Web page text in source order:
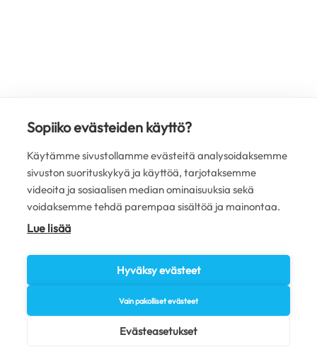
Sopiiko evästeiden käyttö?
Käytämme sivustollamme evästeitä analysoidaksemme
sivuston suorituskykyä ja käyttöä, tarjotaksemme
videoita ja sosiaalisen median ominaisuuksia sekä
voidaksemme tehdä parempaa sisältöä ja mainontaa.
Lue lisää
Hyväksy evästeet
Vain pakolliset evästeet
Evästeasetukset